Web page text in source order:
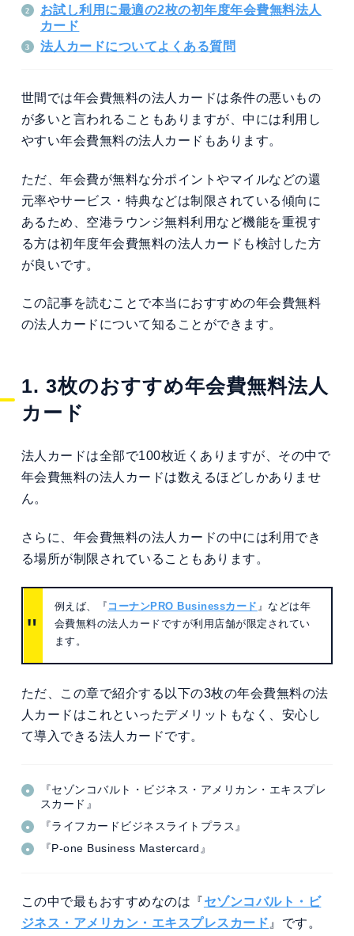
お試し利用に最適の2枚の初年度年会費無料法人
カード
法人カードについてよくある質問
世間では年会費無料の法人カードは条件の悪いもの
が多いと言われることもありますが、中には利用し
やすい年会費無料の法人カードもあります。
ただ、年会費が無料な分ポイントやマイルなどの還
元率やサービス・特典などは制限されている傾向に
あるため、空港ラウンジ無料利用など機能を重視す
る方は初年度年会費無料の法人カードも検討した方
が良いです。
この記事を読むことで本当におすすめの年会費無料
の法人カードについて知ることができます。
1. 3枚のおすすめ年会費無料法人
カード
法人カードは全部で100枚近くありますが、その中で
年会費無料の法人カードは数えるほどしかありませ
ん。
さらに、年会費無料の法人カードの中には利用でき
る場所が制限されていることもあります。
例えば、『 コーナンPRO Businessカード 』などは年
会費無料の法人カードですが利用店舗が限定されてい
ます。
ただ、この章で紹介する以下の3枚の年会費無料の法
人カードはこれといったデメリットもなく、安心し
て導入できる法人カードです。
『セゾンコバルト・ビジネス・アメリカン・エキスプレ
スカード』
『ライフカードビジネスライトプラス』
『P-one Business Mastercard』
この中で最もおすすめなのは『セゾンコバルト・ビ
ジネス・アメリカン・エキスプレスカード 』です。